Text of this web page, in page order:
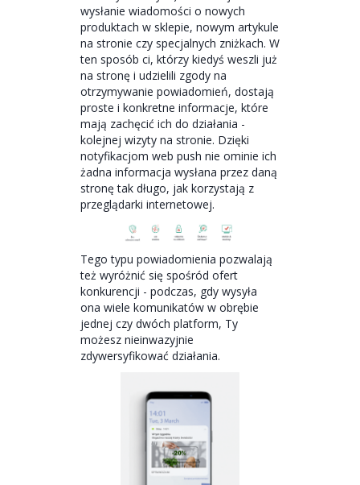
wysłanie wiadomości o nowych
produktach w sklepie, nowym artykule
na stronie czy specjalnych zniżkach. W
ten sposób ci, którzy kiedyś weszli już
na stronę i udzielili zgody na
otrzymywanie powiadomień, dostają
proste i konkretne informacje, które
mają zachęcić ich do działania -
kolejnej wizyty na stronie. Dzięki
notyfikacjom web push nie ominie ich
żadna informacja wysłana przez daną
stronę tak długo, jak korzystają z
przeglądarki internetowej.
Tego typu powiadomienia pozwalają
też wyróżnić się spośród ofert
konkurencji - podczas, gdy wysyła
ona wiele komunikatów w obrębie
jednej czy dwóch platform, Ty
możesz nieinwazyjnie
zdywersyfikować działania.